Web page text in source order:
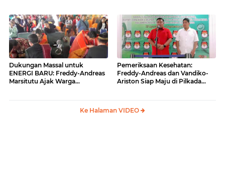
Dukungan Massal untuk
ENERGI BARU: Freddy-Andreas
Marsitutu Ajak Warga
Pemeriksaan Kesehatan:
Freddy-Andreas dan Vandiko-
Ariston Siap Maju di Pilkada
Ke Halaman VIDEO